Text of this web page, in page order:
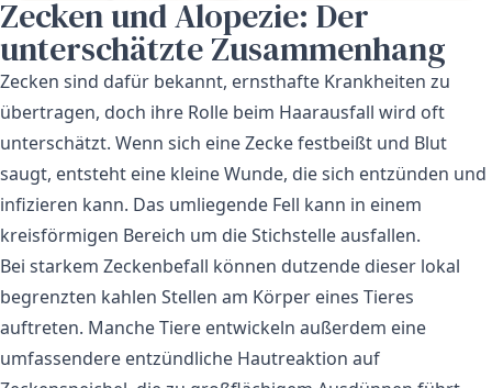
Zecken und Alopezie: Der
unterschätzte Zusammenhang
Zecken sind dafür bekannt, ernsthafte Krankheiten zu
übertragen, doch ihre Rolle beim Haarausfall wird oft
unterschätzt. Wenn sich eine Zecke festbeißt und Blut
saugt, entsteht eine kleine Wunde, die sich entzünden und
infizieren kann. Das umliegende Fell kann in einem
kreisförmigen Bereich um die Stichstelle ausfallen.
Bei starkem Zeckenbefall können dutzende dieser lokal
begrenzten kahlen Stellen am Körper eines Tieres
auftreten. Manche Tiere entwickeln außerdem eine
umfassendere entzündliche Hautreaktion auf